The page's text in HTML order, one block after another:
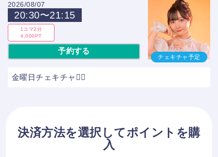
チェキチャ予定
2026/08/07
20:30〜21:15
1コマ2分
4,000PT
予約する
金曜日チェキチャ😶‍🌫️
決済方法を選択してポイントを購
入